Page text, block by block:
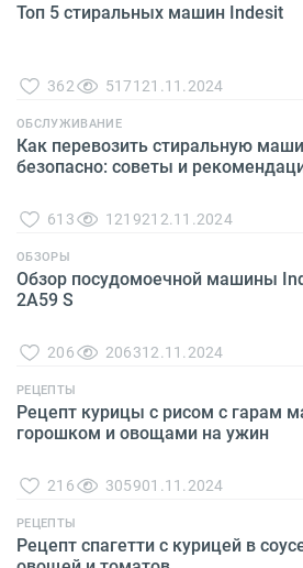
Топ 5 стиральных машин Indesit
362 5171 21.11.2024
ОБСЛУЖИВАНИЕ
Как перевозить стиральную
безопасно: советы и
613 1219212.11.2024
ОБЗОРЫ
Обзор посудомоечной машины
2A59 S
206 206312.11.2024
РЕЦЕПТЫ
Рецепт курицы с рисом с гарам
горошком и овощами на ужин
216 305901.11.2024
РЕЦЕПТЫ
Рецепт спагетти с курицей в